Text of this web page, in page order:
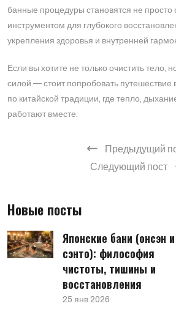
банные процедуры становятся не просто
инструментом для глубокого
укрепления здоровья и внутренней
Если вы хотите не только очистить тело,
силой — стоит попробовать путешествие
по китайской традиции, где тепло,
работают вместе.
Предыдущий
Следующий пост
Новые посты
Японские бани (онсэн и
сэнто): философия
чистоты, тишины и
восстановления
25 янв 2026